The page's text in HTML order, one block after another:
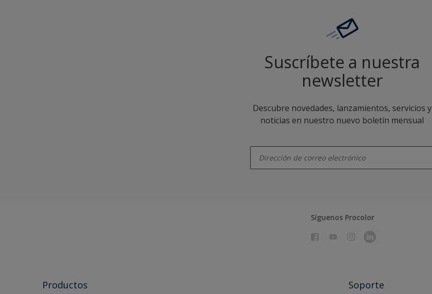
Suscríbete a nuestra
newsletter
Descubre novedades, lanzamientos, servicios y
noticias en nuestro nuevo boletín mensual
Síguenos Procolor
Productos Soporte